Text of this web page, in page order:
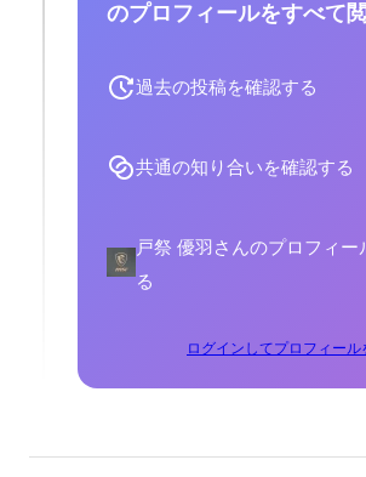
のプロフィールをすべて
過去の投稿を確認する
共通の知り合いを確認する
戸祭 優羽さんのプロフィー
る
ログインしてプロフィール